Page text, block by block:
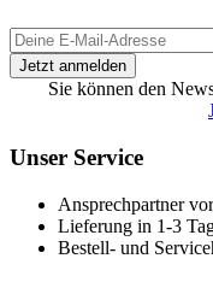
Sie können den
Unser Service
Ansprechpartner
Lieferung in 1-3
Bestell- und